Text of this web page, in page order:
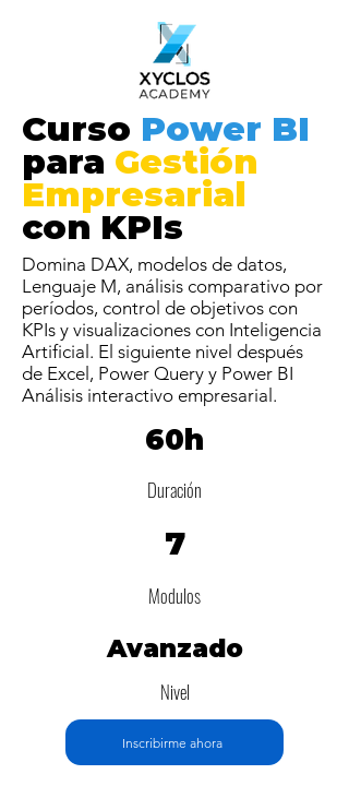
Curso Power BI
para Gestión
Empresarial
con KPIs
Domina DAX, modelos de datos,
Lenguaje M, análisis comparativo por
períodos, control de objetivos con
KPIs y visualizaciones con Inteligencia
Artificial. El siguiente nivel después
de Excel, Power Query y Power BI
Análisis interactivo empresarial.
60h
Duración
7
Modulos
Avanzado
Nivel
Inscribirme ahora